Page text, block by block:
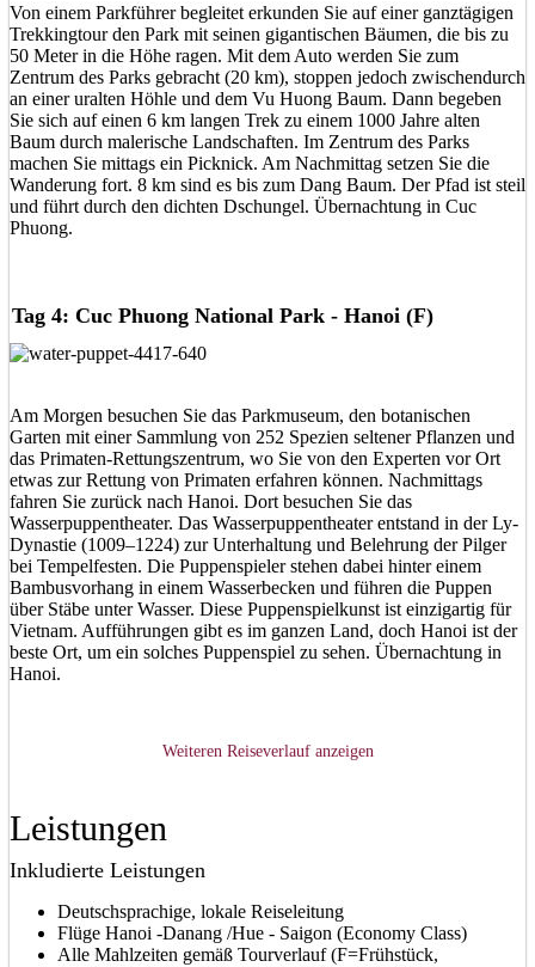
Von einem Parkführer begleitet erkunden Sie auf einer ganztägigen
Trekkingtour den Park mit seinen gigantischen Bäumen, die bis zu
50 Meter in die Höhe ragen. Mit dem Auto werden Sie zum
Zentrum des Parks gebracht (20 km), stoppen jedoch zwischendurch
an einer uralten Höhle und dem Vu Huong Baum. Dann begeben
Sie sich auf einen 6 km langen Trek zu einem 1000 Jahre alten
Baum durch malerische Landschaften. Im Zentrum des Parks
machen Sie mittags ein Picknick. Am Nachmittag setzen Sie die
Wanderung fort. 8 km sind es bis zum Dang Baum. Der Pfad ist steil
und führt durch den dichten Dschungel. Übernachtung in Cuc
Phuong.
Tag 4: Cuc Phuong National Park - Hanoi (F)
Am Morgen besuchen Sie das Parkmuseum, den botanischen
Garten mit einer Sammlung von 252 Spezien seltener Pflanzen und
das Primaten-Rettungszentrum, wo Sie von den Experten vor Ort
etwas zur Rettung von Primaten erfahren können. Nachmittags
fahren Sie zurück nach Hanoi. Dort besuchen Sie das
Wasserpuppentheater. Das Wasserpuppentheater entstand in der Ly-
Dynastie (1009–1224) zur Unterhaltung und Belehrung der Pilger
bei Tempelfesten. Die Puppenspieler stehen dabei hinter einem
Bambusvorhang in einem Wasserbecken und führen die Puppen
über Stäbe unter Wasser. Diese Puppenspielkunst ist einzigartig für
Vietnam. Aufführungen gibt es im ganzen Land, doch Hanoi ist der
beste Ort, um ein solches Puppenspiel zu sehen. Übernachtung in
Hanoi.
Weiteren Reiseverlauf anzeigen
Leistungen
Inkludierte Leistungen
Deutschsprachige, lokale Reiseleitung
Flüge Hanoi -Danang /Hue - Saigon (Economy Class)
Alle Mahlzeiten gemäß Tourverlauf (F=Frühstück,